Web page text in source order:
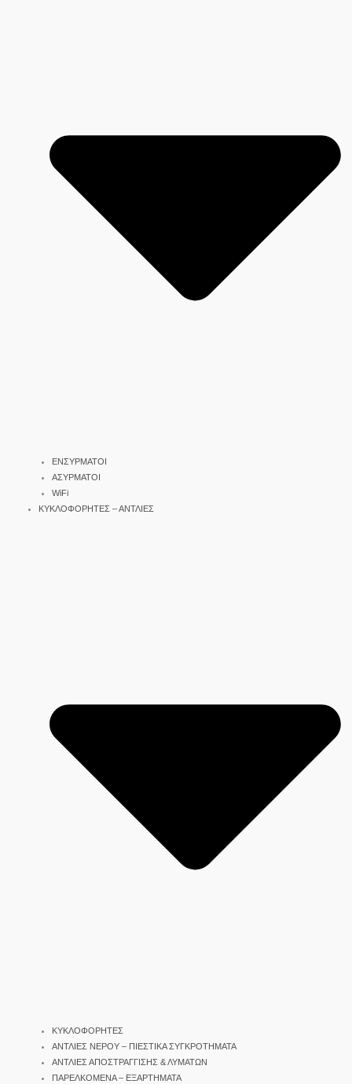
ΕΝΣΥΡΜΑΤΟΙ
ΑΣΥΡΜΑΤΟΙ
WiFi
ΚΥΚΛΟΦΟΡΗΤΕΣ – ΑΝΤΛΙΕΣ
ΚΥΚΛΟΦΟΡΗΤΕΣ
ΑΝΤΛΙΕΣ ΝΕΡΟΥ – ΠΙΕΣΤΙΚΑ ΣΥΓΚΡΟΤΗΜΑΤΑ
ΑΝΤΛΙΕΣ ΑΠΟΣΤΡΑΓΓΙΣΗΣ & ΛΥΜΑΤΩΝ
ΠΑΡΕΛΚΟΜΕΝΑ – ΕΞΑΡΤΗΜΑΤΑ